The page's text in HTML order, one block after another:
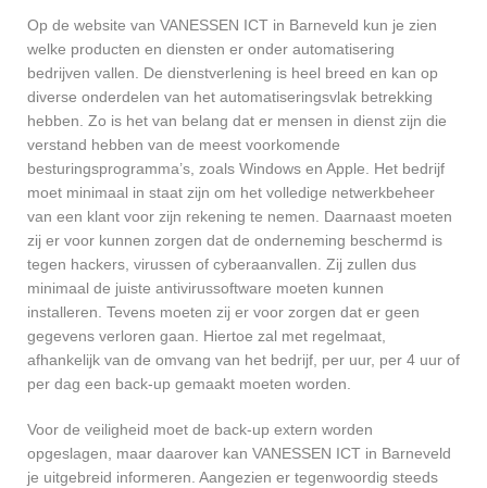
Op de website van VANESSEN ICT in Barneveld kun je zien
welke producten en diensten er onder automatisering
bedrijven vallen. De dienstverlening is heel breed en kan op
diverse onderdelen van het automatiseringsvlak betrekking
hebben. Zo is het van belang dat er mensen in dienst zijn die
verstand hebben van de meest voorkomende
besturingsprogramma’s, zoals Windows en Apple. Het bedrijf
moet minimaal in staat zijn om het volledige netwerkbeheer
van een klant voor zijn rekening te nemen. Daarnaast moeten
zij er voor kunnen zorgen dat de onderneming beschermd is
tegen hackers, virussen of cyberaanvallen. Zij zullen dus
minimaal de juiste antivirussoftware moeten kunnen
installeren. Tevens moeten zij er voor zorgen dat er geen
gegevens verloren gaan. Hiertoe zal met regelmaat,
afhankelijk van de omvang van het bedrijf, per uur, per 4 uur of
per dag een back-up gemaakt moeten worden.
Voor de veiligheid moet de back-up extern worden
opgeslagen, maar daarover kan VANESSEN ICT in Barneveld
je uitgebreid informeren. Aangezien er tegenwoordig steeds